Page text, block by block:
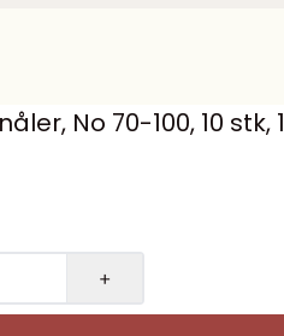
No 70-100, 10 stk,
+